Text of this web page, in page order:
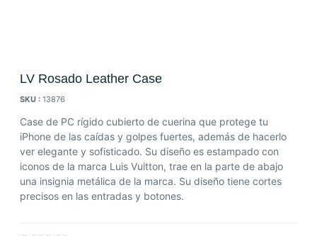
LV Rosado Leather Case
SKU : 13876
Case de PC rígido cubierto de cuerina que protege tu
iPhone de las caídas y golpes fuertes, además de hacerlo
ver elegante y sofisticado. Su diseño es estampado con
iconos de la marca Luis Vuitton, trae en la parte de abajo
una insignia metálica de la marca. Su diseño tiene cortes
precisos en las entradas y botones.